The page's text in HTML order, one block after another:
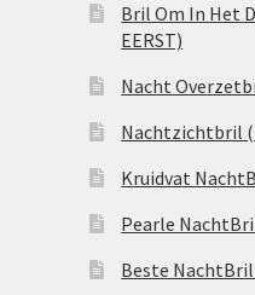
Bril Om In Het
EERST)
Nacht
Nachtzichtbril
Kruidvat
Pearle
Beste NachtBril